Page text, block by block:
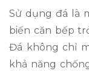
Sử dụng đá là
biến căn bếp
Đá không chỉ
khả năng